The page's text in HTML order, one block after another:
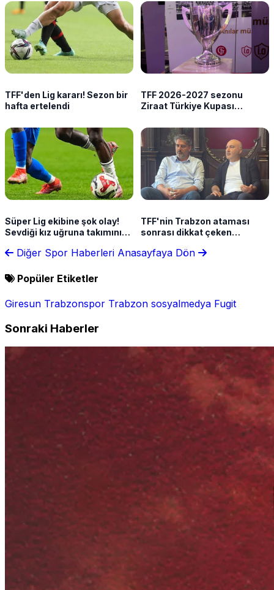
TFF'den Lig kararı! Sezon bir
hafta ertelendi
TFF 2026-2027 sezonu
Ziraat Türkiye Kupası
Süper Lig ekibine şok olay!
Sevdiği kız uğruna takımını
TFF'nin Trabzon ataması
sonrası dikkat çeken
yukarıdan atama yapıldı"
Diğer Spor Haberleri Anasayfaya Dön
Popüler Etiketler
Giresun Trabzonspor Trabzon sosyalmedya Fugit
Sonraki Haberler